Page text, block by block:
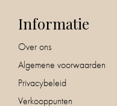
Informatie
Over ons
Algemene voorwaarden
Privacybeleid
Verkooppunten